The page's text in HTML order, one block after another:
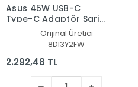
Asus 45W USB-C
Type-C Adaptör Şarj
Aleti-CihazıOrijinal Üretici
8DI3Y2FW
2.292,48 TL